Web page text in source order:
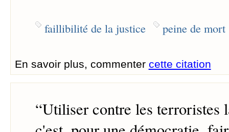
faillibilité de la justice peine de mort
En savoir plus, commenter cette citation
“Utiliser contre les terroristes